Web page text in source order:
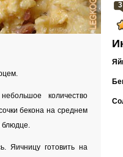
количество
бекона на среднем
блюдце.
Яичницу готовить на
3